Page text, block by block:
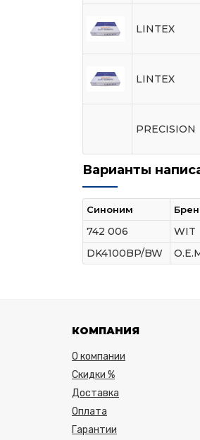
LINTEX
LINTEX
PRECISION
Варианты
Синоним
742 006
WIT
DK4100BP/BW
КОМПАНИЯ
О компании
Скидки %
Доставка
Оплата
Гарантии